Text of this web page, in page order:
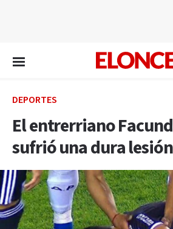
DEPORTES
El entrerriano
sufrió una dura lesión